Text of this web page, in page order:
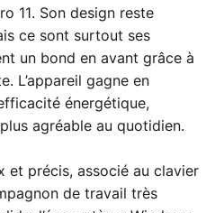
11. Son design reste
ce sont surtout ses
un bond en avant grâce à
L’appareil gagne en
énergétique,
agréable au quotidien.
et précis, associé au clavier
de travail très